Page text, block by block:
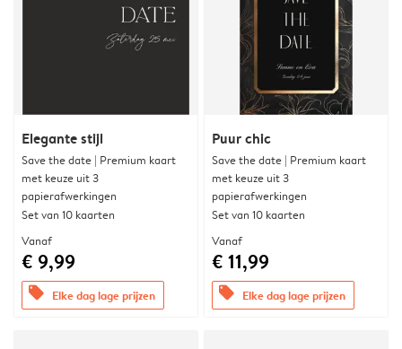
Elegante stijl
Save the date | Premium kaart
met keuze uit 3
papierafwerkingen
Set van 10 kaarten
Vanaf
€ 9,99
offers Elke dag lage prijzen
Puur chic
Save the date | Premium kaart
met keuze uit 3
papierafwerkingen
Set van 10 kaarten
Vanaf
€ 11,99
offers Elke dag lage prijzen